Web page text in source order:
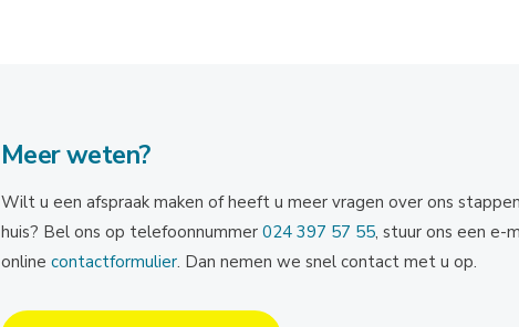
Meer weten?
Wilt u een afspraak maken of heeft u meer vragen over ons
huis? Bel ons op telefoonnummer 024 397 57 55, stuur ons een e-
online contactformulier. Dan nemen we snel contact met u op.